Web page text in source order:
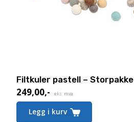
Filtkuler pastell – Storpakke
249,00,- eks. mva.
Legg i kurv